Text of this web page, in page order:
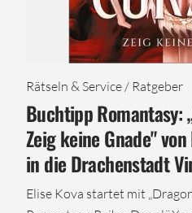
Rätseln & Service / Ratgeber
Buchtipp Romantasy:
Zeig keine Gnade"
in die Drachenstadt
Elise Kova startet mit